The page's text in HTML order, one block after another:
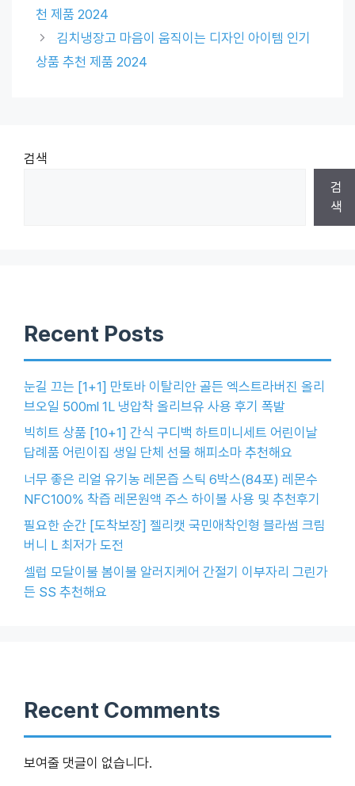
천 제품 2024
김치냉장고 마음이 움직이는 디자인 아이템 인기
상품 추천 제품 2024
검색
검
색
Recent Posts
눈길 끄는 [1+1] 만토바 이탈리안 골든 엑스트라버진 올리
브오일 500ml 1L 냉압착 올리브유 사용 후기 폭발
빅히트 상품 [10+1] 간식 구디백 하트미니세트 어린이날
답례품 어린이집 생일 단체 선물 해피소마 추천해요
너무 좋은 리얼 유기농 레몬즙 스틱 6박스(84포) 레몬수
NFC100% 착즙 레몬원액 주스 하이볼 사용 및 추천후기
필요한 순간 [도착보장] 젤리캣 국민애착인형 블라썸 크림
버니 L 최저가 도전
셀럽 모달이불 봄이불 알러지케어 간절기 이부자리 그린가
든 SS 추천해요
Recent Comments
보여줄 댓글이 없습니다.